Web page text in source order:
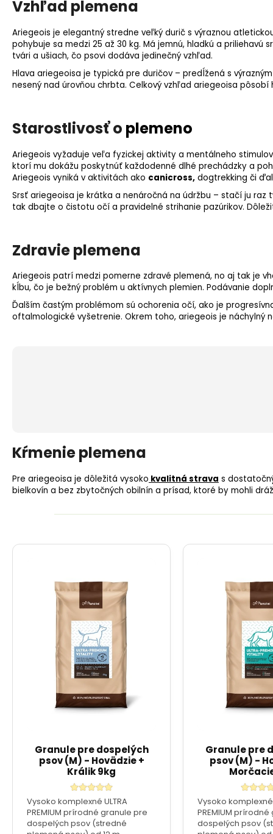
Vzhľad plemena
Ariegeois je elegantný stredne veľký durič s výraznou
pohybuje sa medzi 25 až 30 kg. Má jemnú, hladkú a
tvári a ušiach, čo psovi dodáva jedinečný vzhľad.
Hlava ariegeoisa je typická pre duričov – predĺžená s
nesený nad úrovňou chrbta. Celkový vzhľad ariegeoisa
Starostlivosť o plemeno
Ariegeois vyžaduje veľa fyzickej aktivity a mentálneho
ktorí mu dokážu poskytnúť každodenné dlhé prechádzky a
Ariegeois vyniká v aktivitách ako canicross, dogtrekking či
Srsť ariegeoisa je krátka a nenáročná na údržbu – stačí ju raz
tak dbajte o čistotu očí a pravidelné strihanie pazúrikov.
Zdravie plemena
Ariegeois patrí medzi pomerne zdravé plemená, no aj tak je
kĺbu, čo je bežný problém u aktívnych plemien. Podávanie
Ďalším častým problémom sú ochorenia očí, ako je
oftalmologické vyšetrenie. Okrem toho, ariegeois je
Kŕmenie plemena
Pre ariegeoisa je dôležitá vysoko kvalitná strava s
bielkovín a bez zbytočných obilnín a prísad, ktoré by mohli